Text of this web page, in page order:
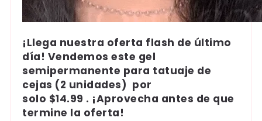
¡Llega nuestra oferta flash de último
día! Vendemos este gel
semipermanente para tatuaje de
cejas (2 unidades) por
solo $14.99 . ¡Aprovecha antes de que
termine la oferta!